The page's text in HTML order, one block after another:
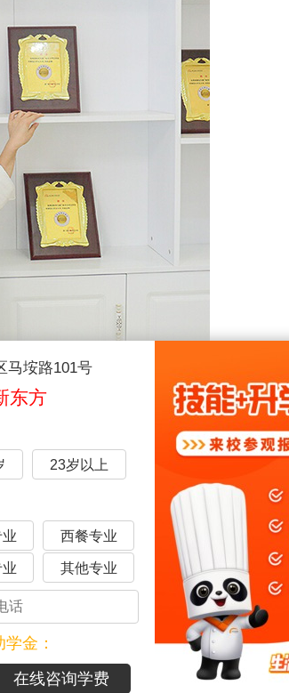
马垵路101号
东方
23岁以上
西餐专业
其他专业
金：
在线咨询学费
就像完成一项艺术品一样。我是个乐观积极
几年，趁年轻多学习多锻炼自己。等积累
浓浓的烘焙香，有舒适温馨的环境、散发着
梦想！